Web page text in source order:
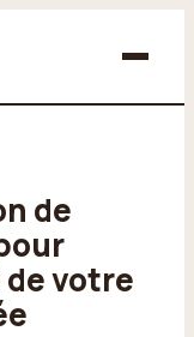
de
votre